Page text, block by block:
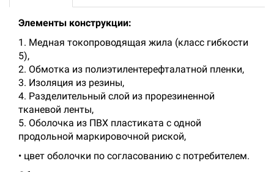
Элементы конструкции:
1. Медная токопроводящая жила (класс гибкости
5),
2. Обмотка из полиэтилентерефталатной пленки,
3. Изоляция из резины,
4. Разделительный слой из прорезиненной
тканевой ленты,
5. Оболочка из ПВХ пластиката с одной
продольной маркировочной риской,
• цвет оболочки по согласованию с потребителем.